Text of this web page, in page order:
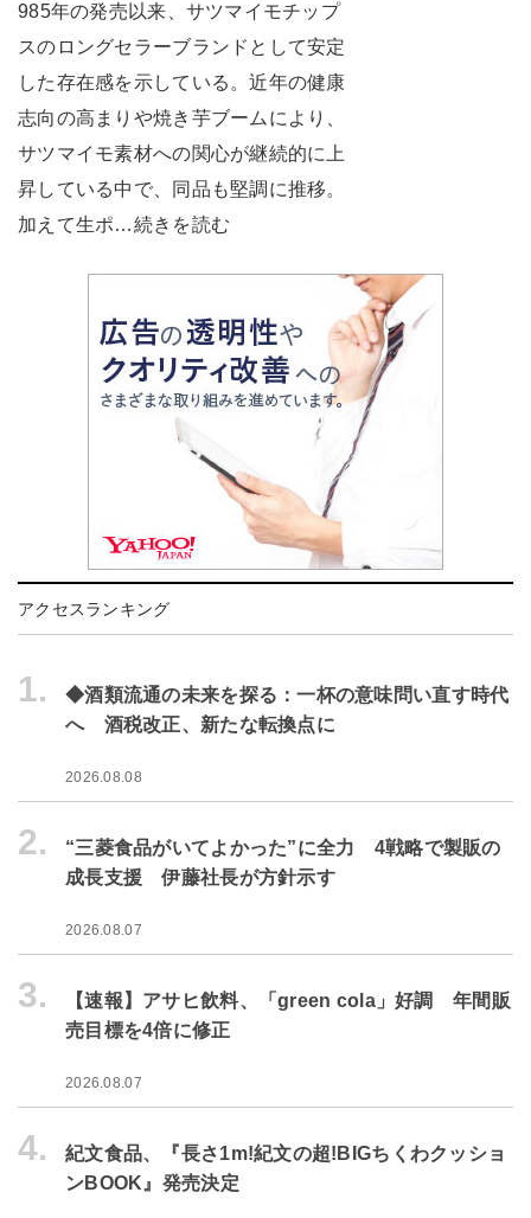
985年の発売以来、サツマイモチップ
スのロングセラーブランドとして安定
した存在感を示している。近年の健康
志向の高まりや焼き芋ブームにより、
サツマイモ素材への関心が継続的に上
昇している中で、同品も堅調に推移。
加えて生ポ…続きを読む
アクセスランキング
1.
◆酒類流通の未来を探る：一杯の意味問い直す時代
へ 酒税改正、新たな転換点に
2026.08.08
2.
“三菱食品がいてよかった”に全力 4戦略で製販の
成長支援 伊藤社長が方針示す
2026.08.07
3.
【速報】アサヒ飲料、「green cola」好調 年間販
売目標を4倍に修正
2026.08.07
4.
紀文食品、『長さ1m!紀文の超!BIGちくわクッショ
ンBOOK』発売決定